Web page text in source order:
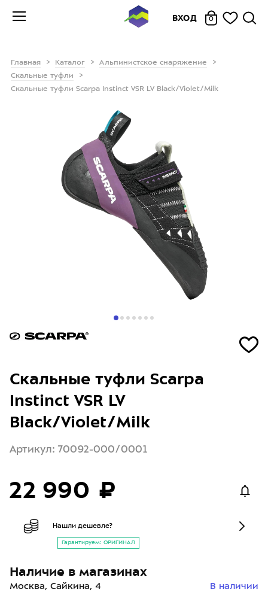
ВХОД 0
Главная Каталог
Альпинистское снаряжение
Скальные туфли
Скальные туфли Scarpa Instinct VSR LV Black/Violet/Milk
Скальные туфли Scarpa
Instinct VSR LV
Black/Violet/Milk
Артикул: 70092-000/0001
22 990 ₽
Нашли дешевле?
Гарантируем: ОРИГИНАЛ
Наличие в магазинах
Москва, Сайкина, 4 В наличии